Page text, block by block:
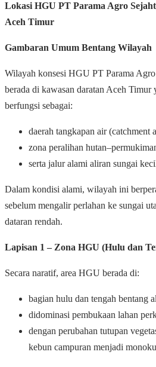
Lokasi HGU PT Parama Agro
Aceh Timur
Gambaran Umum Bentang Wilayah
Wilayah konsesi HGU PT Parama
berada di kawasan daratan Aceh Timur
berfungsi sebagai:
daerah tangkapan air (catchment
zona peralihan
serta jalur alami aliran sungai
Dalam kondisi alami, wilayah ini
sebelum mengalir perlahan ke sungai
dataran rendah.
Lapisan 1 – Zona HGU (Hulu dan
Secara naratif, area HGU berada di:
bagian hulu dan tengah bentang
didominasi pembukaan lahan
dengan perubahan tutupan
kebun campuran menjadi